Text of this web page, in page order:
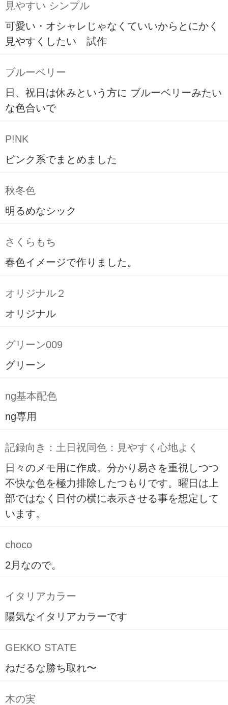
見やすい シンプル
可愛い・オシャレじゃなくていいからとにかく
見やすくしたい 試作
ブルーベリー
日、祝日は休みという方に ブルーベリーみたい
な色合いで
P!NK
ピンク系でまとめました
秋冬色
明るめなシック
さくらもち
春色イメージで作りました。
オリジナル２
オリジナル
グリーン009
グリーン
ng基本配色
ng専用
記録向き：土日祝同色：見やすく心地よく
日々のメモ用に作成。分かり易さを重視しつつ
不快な色を極力排除したつもりです。曜日は上
部ではなく日付の横に表示させる事を想定して
います。
choco
2月なので。
イタリアカラー
陽気なイタリアカラーです
GEKKO STATE
ねだるな勝ち取れ〜
木の実